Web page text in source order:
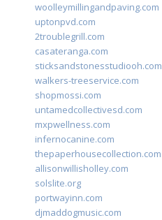
woolleymillingandpaving.com
uptonpvd.com
2troublegrill.com
casateranga.com
sticksandstonesstudiooh.com
walkers-treeservice.com
shopmossi.com
untamedcollectivesd.com
mxpwellness.com
infernocanine.com
thepaperhousecollection.com
allisonwillisholley.com
solslite.org
portwayinn.com
djmaddogmusic.com